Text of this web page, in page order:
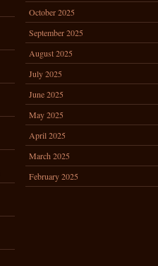
October 2025
September 2025
August 2025
July 2025
June 2025
May 2025
April 2025
March 2025
February 2025